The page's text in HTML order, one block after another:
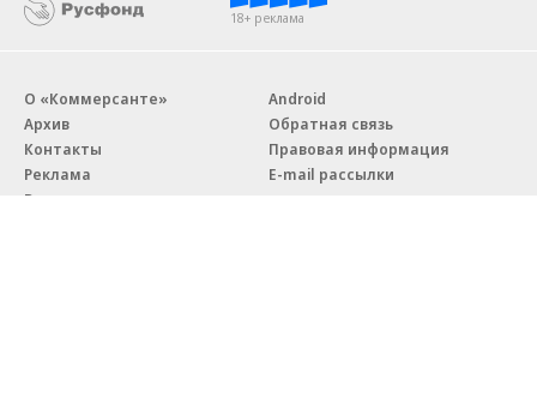
18+ реклама
О «Коммерсанте»
Архив
Контакты
Реклама
Вакансии
Android
Обратная связь
Правовая информация
E-mail рассылки